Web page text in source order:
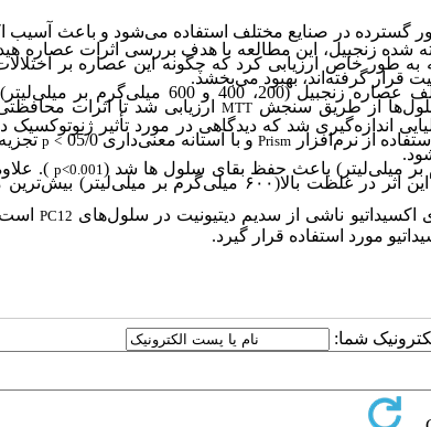
گسترده در صنایع مختلف استفاده می‌شود و باعث آسیب
شده زنجبیل، این مطالعه با هدف بررسی اثرات عصاره
طور خاص ارزیابی کرد که چگونه این عصاره بر
قرار گرفته‌اند، بهبود می‌بخشد.
با غلظت‌های مختلف عصاره زنجبیل (200، 400 و 600 میلی‌گرم
از طریق سنجش MTTارزیابی شد تا اثرات
اندازه‌گیری شد که دیدگاهی در مورد تأثیر ژنوتوکسیک
از نرم‌افزار Prismو با آستانه معنی‌داری 05/0 >
p
بر میلی‌لیتر) باعث حفظ بقای سلول ها شد(
p˂0.001
)
.
اثر در غلظت بالا(۶۰۰میلی‌گرم بر میلی‌لیتر) بیش‌ترین
اکسیداتیو ناشی از سدیم دیتیونیت در سلول‌های PC12
مورد استفاده قرار گیرد.
شما: